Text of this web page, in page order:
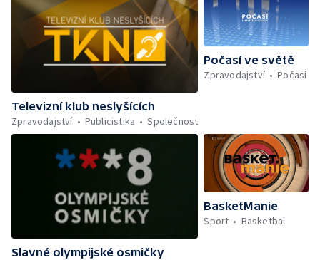
Televizní klub neslyšících
Zpravodajství
Publicistika Společnost
Počasí ve světě
Zpravodajství
Počasí
Slavné olympijské osmičky
BasketManie
Sport
Basketbal